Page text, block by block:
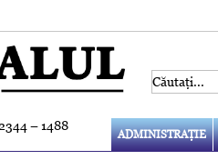
– 1488
ADMINISTRAŢIE